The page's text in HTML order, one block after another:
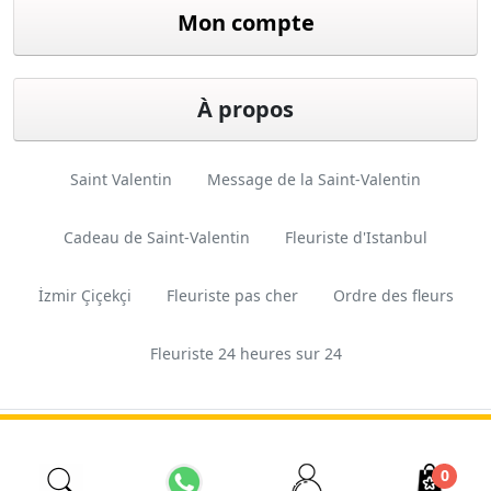
0
Mon compte
À propos
Saint Valentin Message de la Saint-Valentin
Cadeau de Saint-Valentin Fleuriste d'Istanbul
İzmir Çiçekçi Fleuriste pas cher Ordre des fleurs
Fleuriste 24 heures sur 24
Sistemleri